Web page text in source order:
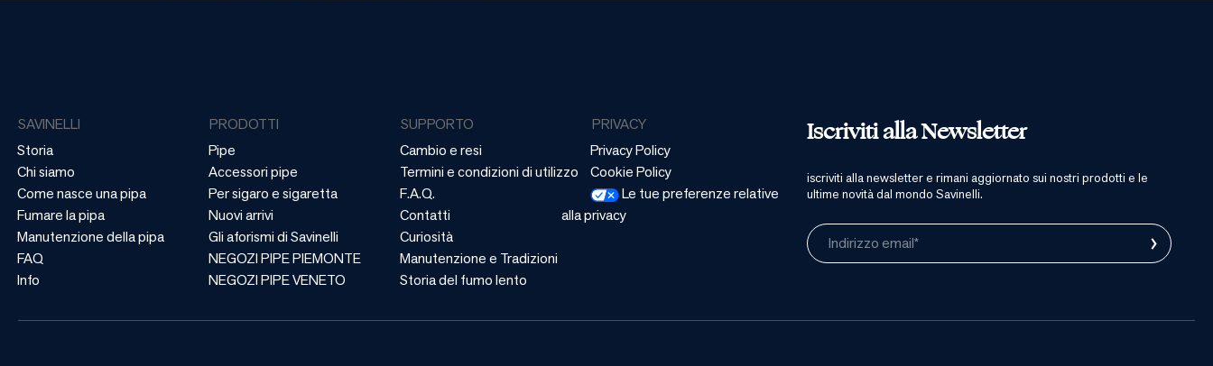
Iscriviti alla Newsletter
iscriviti alla newsletter e rimani aggiornato sui nostri prodotti e le
ultime novità dal mondo Savinelli.
Indirizzo email* ›
SAVINELLI
Storia
Chi siamo
Come nasce una pipa
Fumare la pipa
Manutenzione della pipa
FAQ
Info
PRODOTTI
Pipe
Accessori pipe
Per sigaro e sigaretta
Nuovi arrivi
Gli aforismi di Savinelli
NEGOZI PIPE PIEMONTE
NEGOZI PIPE VENETO
SUPPORTO
Cambio e resi
Termini e condizioni di utilizzo
F.A.Q.
Contatti
Curiosità
Manutenzione e Tradizioni
Storia del fumo lento
PRIVACY
Privacy Policy
Cookie Policy
Le tue preferenze relative
alla privacy